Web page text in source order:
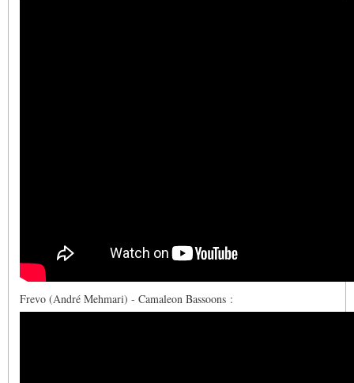
Frevo (André Mehmari) - Camaleon Bassoons :